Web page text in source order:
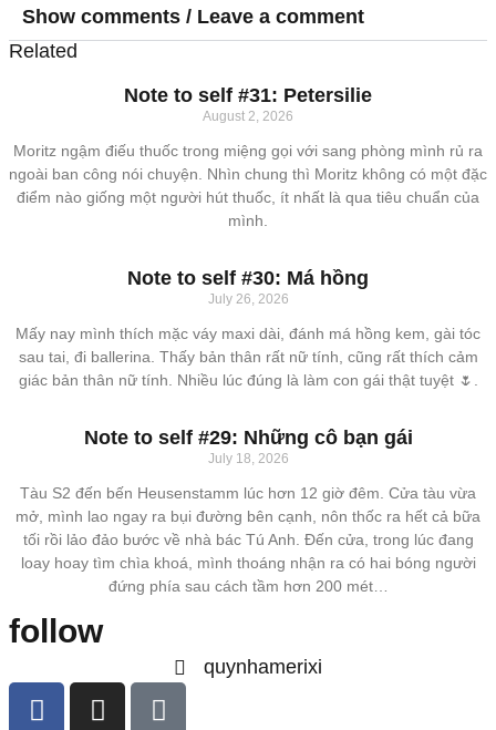
Show comments / Leave a comment
Related
Note to self #31: Petersilie
August 2, 2026
Moritz ngậm điếu thuốc trong miệng gọi với sang phòng mình rủ ra
ngoài ban công nói chuyện. Nhìn chung thì Moritz không có một đặc
điểm nào giống một người hút thuốc, ít nhất là qua tiêu chuẩn của
mình.
Note to self #30: Má hồng
July 26, 2026
Mấy nay mình thích mặc váy maxi dài, đánh má hồng kem, gài tóc
sau tai, đi ballerina. Thấy bản thân rất nữ tính, cũng rất thích cảm
giác bản thân nữ tính. Nhiều lúc đúng là làm con gái thật tuyệt 🌷.
Note to self #29: Những cô bạn gái
July 18, 2026
Tàu S2 đến bến Heusenstamm lúc hơn 12 giờ đêm. Cửa tàu vừa
mở, mình lao ngay ra bụi đường bên cạnh, nôn thốc ra hết cả bữa
tối rồi lảo đảo bước về nhà bác Tú Anh. Đến cửa, trong lúc đang
loay hoay tìm chìa khoá, mình thoáng nhận ra có hai bóng người
đứng phía sau cách tầm hơn 200 mét…
follow
quynhamerixi